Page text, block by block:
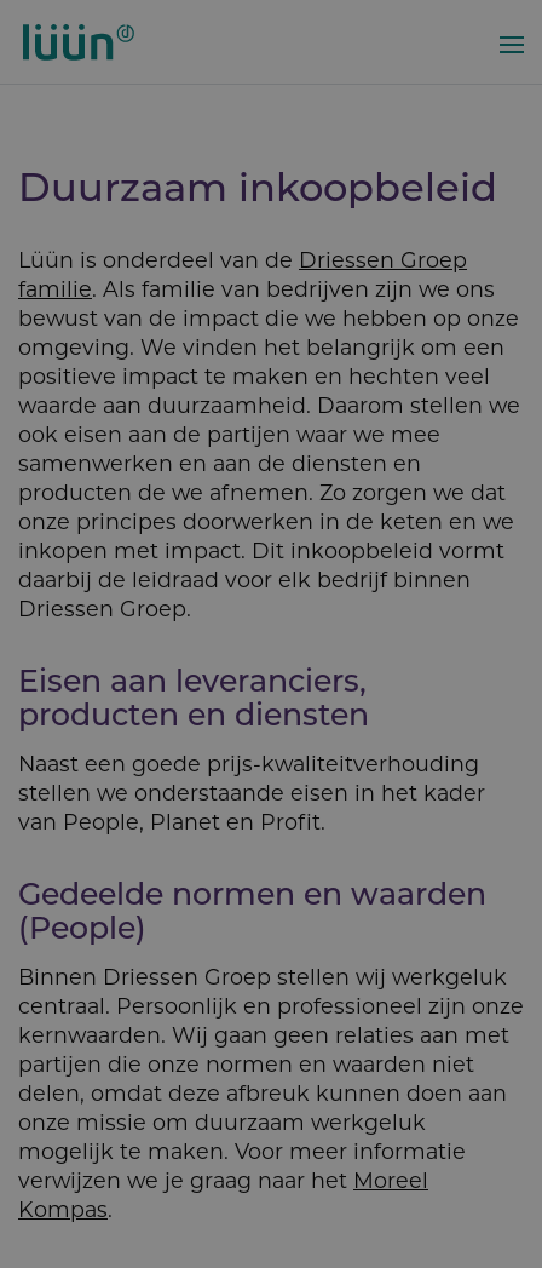
Duurzaam inkoopbe­leid
Lüün is onderdeel van de Driessen Groep
familie. Als familie van bedrijven zijn we ons
bewust van de impact die we hebben op onze
omgeving. We vinden het belangrijk om een
positieve impact te maken en hechten veel
waarde aan duurzaamheid. Daarom stellen we
ook eisen aan de partijen waar we mee
samenwerken en aan de diensten en
producten de we afnemen. Zo zorgen we dat
onze principes doorwerken in de keten en we
inkopen met impact. Dit inkoopbeleid vormt
daarbij de leidraad voor elk bedrijf binnen
Driessen Groep.
Eisen aan leveranciers,
producten en diensten
Naast een goede prijs-kwaliteitverhouding
stellen we onderstaande eisen in het kader
van People, Planet en Profit.
Gedeelde normen en waarden
(People)
Binnen Driessen Groep stellen wij werkgeluk
centraal. Persoonlijk en professioneel zijn onze
kernwaarden. Wij gaan geen relaties aan met
partijen die onze normen en waarden niet
delen, omdat deze afbreuk kunnen doen aan
onze missie om duurzaam werkgeluk
mogelijk te maken. Voor meer informatie
verwijzen we je graag naar het Moreel
Kompas.